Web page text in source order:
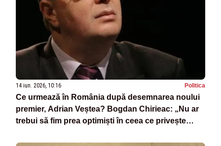
14 iun. 2026, 10:16 Politica
Ce urmează în România după desemnarea noului
premier, Adrian Veștea? Bogdan Chirieac: „Nu ar
trebui să fim prea optimiști în ceea ce privește